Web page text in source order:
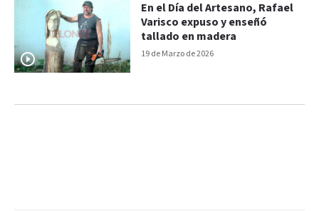
19 de Marzo de 2026
En el Día del Artesano, Rafael
Varisco expuso y enseñó
tallado en madera